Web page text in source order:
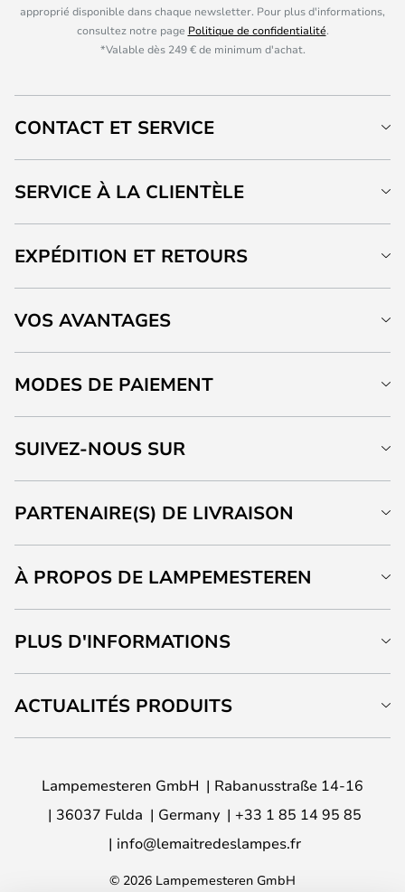
approprié disponible dans chaque newsletter. Pour plus d'informations,
consultez notre page Politique de confidentialité.
*Valable dès 249 € de minimum d'achat.
CONTACT ET SERVICE
SERVICE À LA CLIENTÈLE
EXPÉDITION ET RETOURS
VOS AVANTAGES
MODES DE PAIEMENT
SUIVEZ-NOUS SUR
PARTENAIRE(S) DE LIVRAISON
À PROPOS DE LAMPEMESTEREN
PLUS D'INFORMATIONS
ACTUALITÉS PRODUITS
Lampemesteren GmbH
Rabanusstraße 14-16
36037 Fulda
Germany
+33 1 85 14 95 85
info@lemaitredeslampes.fr
© 2026 Lampemesteren GmbH